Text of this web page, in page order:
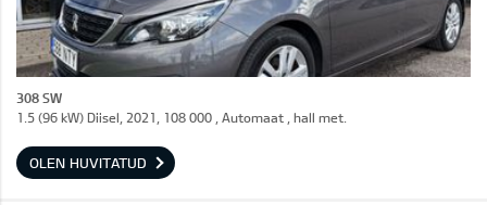
308 SW
1.5 (96 kW) Diisel, 2021, 108 000 , Automaat , hall met.
OLEN HUVITATUD